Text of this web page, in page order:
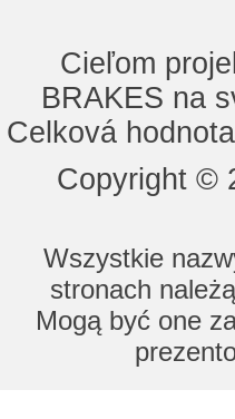
Cieľom
BRAKES na
Celková
Copyright ©
Wszystkie
stronach
Mogą być one